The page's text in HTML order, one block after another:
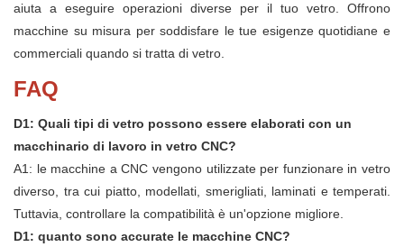
aiuta a eseguire operazioni diverse per il tuo vetro. Offrono
macchine su misura per soddisfare le tue esigenze quotidiane e
commerciali quando si tratta di vetro.
FAQ
D1: Quali tipi di vetro possono essere elaborati con un
macchinario di lavoro in vetro CNC?
A1: le macchine a CNC vengono utilizzate per funzionare in vetro
diverso, tra cui piatto, modellati, smerigliati, laminati e temperati.
Tuttavia, controllare la compatibilità è un'opzione migliore.
D1: quanto sono accurate le macchine CNC?